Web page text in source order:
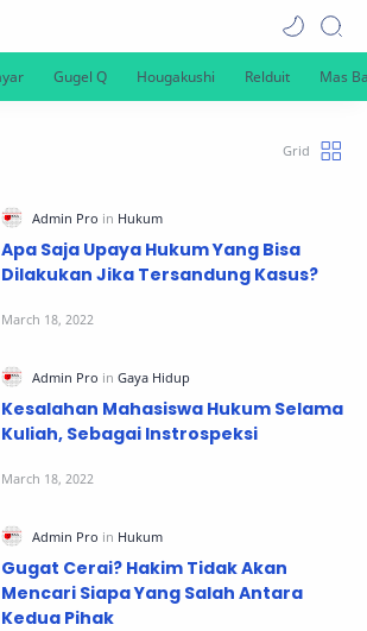
Apa Saja Upaya Hukum Yang Bisa
Dilakukan Jika Tersandung Kasus?
Kesalahan Mahasiswa Hukum Selama
Kuliah, Sebagai Instrospeksi
Gugat Cerai? Hakim Tidak Akan
Mencari Siapa Yang Salah Antara
Kedua Pihak